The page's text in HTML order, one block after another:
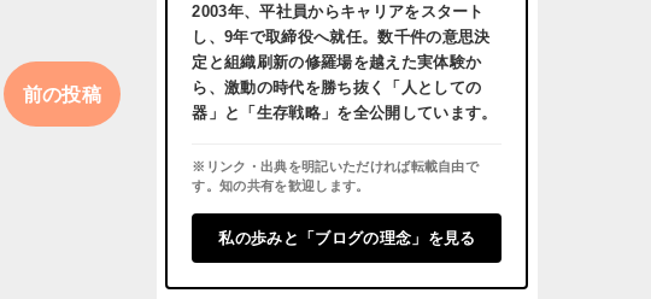
前の投稿
2003年、平社員からキャリアをスタート
し、9年で取締役へ就任。数千件の意思決
定と組織刷新の修羅場を越えた実体験か
ら、激動の時代を勝ち抜く「人としての
器」と「生存戦略」を全公開しています。
※リンク・出典を明記いただければ転載自由で
す。知の共有を歓迎します。
私の歩みと「ブログの理念」を見る